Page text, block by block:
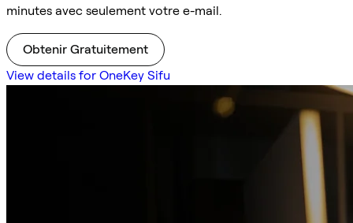
minutes avec seulement votre e-mail.
Obtenir Gratuitement
View details for OneKey Sifu